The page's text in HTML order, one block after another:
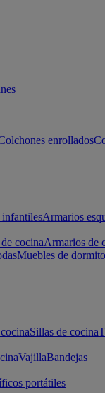
enrollados
Armarios
cocinaArmarios de
Muebles de
Sillas de cocina
VajillaBandejas
portátiles